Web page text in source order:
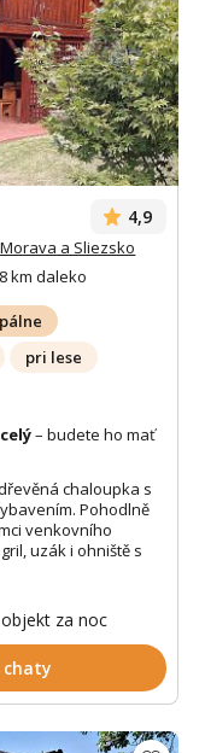
4,9
a Sliezsko
km daleko
pri lese
– budete ho mať
chaloupka s
Pohodlně
venkovního
uzák i ohniště s
objekt za noc